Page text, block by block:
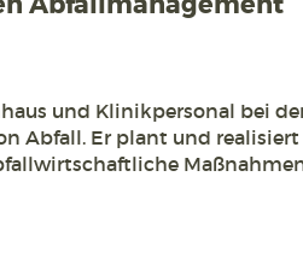
und Klinikpersonal bei
Abfall. Er plant und realisiert